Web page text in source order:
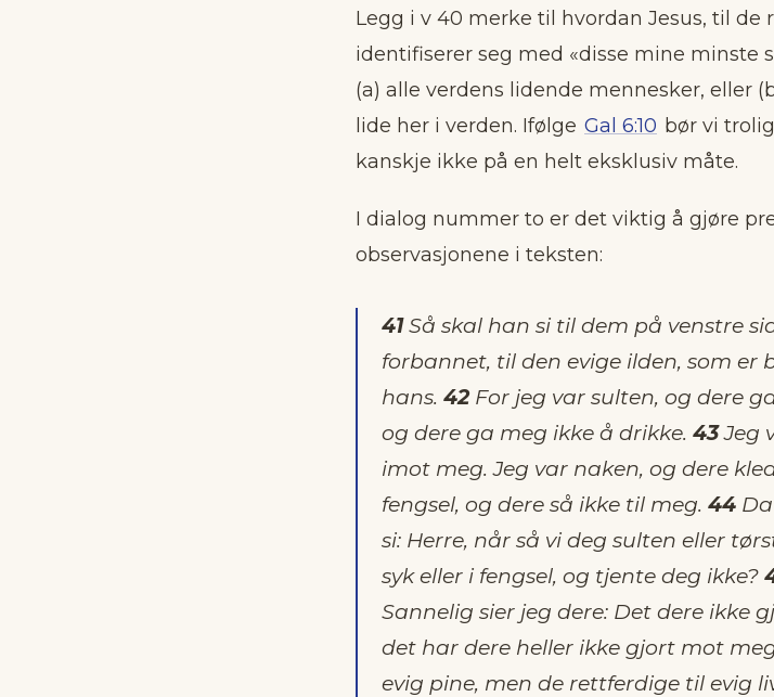
Legg i v 40 merke til hvordan Jesus, til de
identifiserer seg med «disse mine minste
(a) alle verdens lidende mennesker, eller
lide her i verden. Ifølge Gal 6:10 bør vi
kanskje ikke på en helt eksklusiv måte.
I dialog nummer to er det viktig å gjøre
observasjonene i teksten:
41Så skal han si til dem på venstre
forbannet, til den evige ilden, som er
hans. 42For jeg var sulten, og dere
og dere ga meg ikke å drikke. 43Jeg
imot meg. Jeg var naken, og dere
fengsel, og dere så ikke til meg. 44
si: Herre, når så vi deg sulten eller
syk eller i fengsel, og tjente deg ikke?
Sannelig sier jeg dere: Det dere ikke
det har dere heller ikke gjort mot
evig pine, men de rettferdige til evig